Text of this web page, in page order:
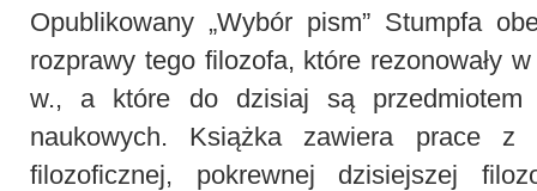
Opublikowany „Wybór pism” Stumpfa
rozprawy tego filozofa, które rezonowały
w., a które do dzisiaj są przedmiotem
naukowych. Książka zawiera prace z
filozoficznej, pokrewnej dzisiejszej